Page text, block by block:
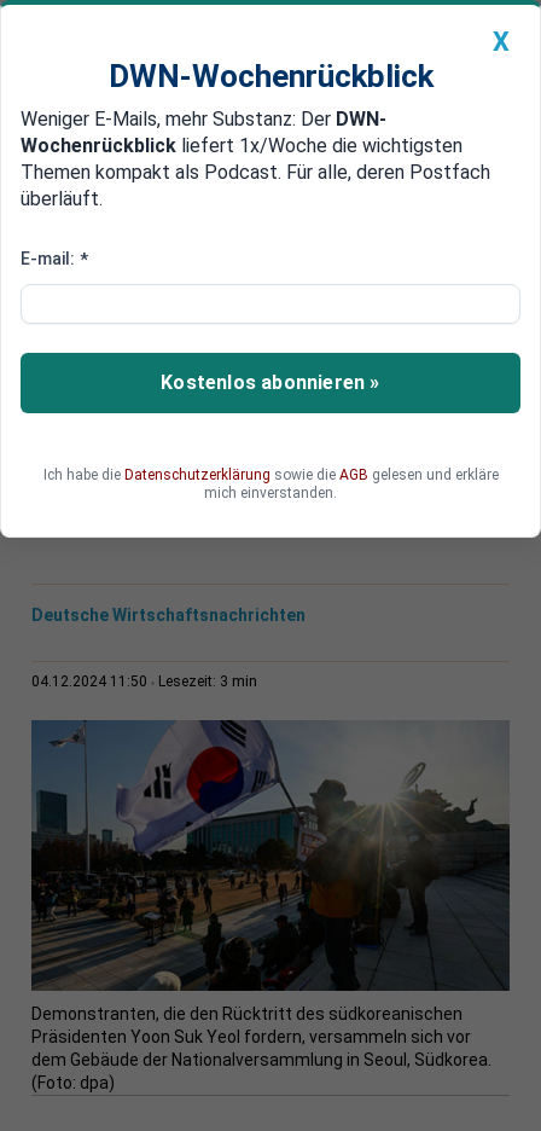
Newsticker MEIN DWN: Geldanlage Premium
Edelmetalle DWN-Magazin China
Kriegsrecht in Südkorea
verliert Machtkampf
Südkorea wird von turbulenten innenpolitischen
Entwicklungen in Atem gehalten. Nach der
Forderungen nach einem Rücktritt des
Deutsche Wirtschaftsnachrichten
04.12.2024 11:50 Lesezeit: 3 min
Demonstranten, die den Rücktritt des südkoreanischen
Präsidenten Yoon Suk Yeol fordern, versammeln sich vor
dem Gebäude der Nationalversammlung in Seoul, Südkorea.
(Foto: dpa)
X
DWN-Wochenrückblick
Weniger E-Mails, mehr Substanz: Der DWN-
Wochenrückblick liefert 1x/Woche die wichtigsten
Themen kompakt als Podcast. Für alle, deren Postfach
überläuft.
E-mail: *
Kostenlos abonnieren »
Ich habe die Datenschutzerklärung sowie die AGB gelesen und erkläre
mich einverstanden.